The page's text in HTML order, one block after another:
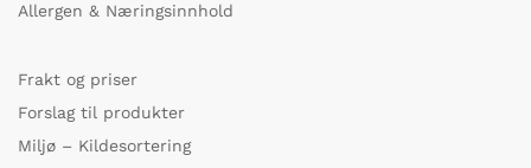
Allergen & Næringsinnhold
Frakt og priser
Forslag til produkter
Miljø – Kildesortering